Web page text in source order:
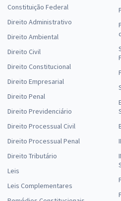
Constituição Federal
Direito Administrativo
Direito Ambiental
Direito Civil
Direito Constitucional
Direito Empresarial
Direito Penal
Direito Previdenciário
Direito Processual Civil
Direito Processual Penal
Direito Tributário
Leis
Leis Complementares